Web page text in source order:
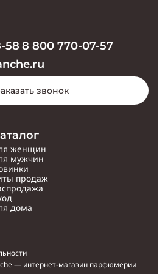
женщин
мужчин
продаж
дома
58 8 800 770-07-57
звонок
— интернет-магазин парфюмерии